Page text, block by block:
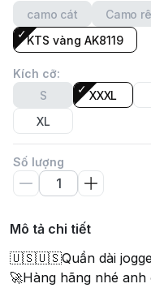
camo cát
Camo
KTS vàng AK8119
Kích cỡ:
S
XXXL
XL
Số lượng
Mô tả chi tiết
🇺🇸🇺🇸Quần dài
🚀Hàng hãng nhé anh